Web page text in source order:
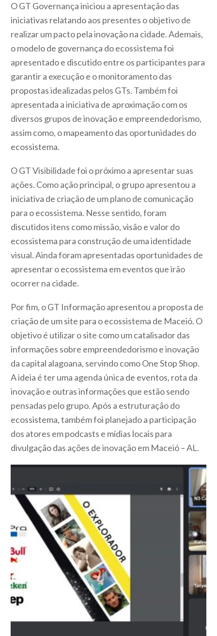
O GT Governança iniciou a apresentação das
iniciativas relatando aos presentes o objetivo de
realizar um pacto pela inovação na cidade. Ademais,
o modelo de governança do ecossistema foi
apresentado e discutido entre os participantes para
garantir a execução e o monitoramento das
propostas idealizadas pelos GTs. Também foi
apresentada a iniciativa de aproximação com os
diversos grupos de inovação e empreendedorismo,
assim como, o mapeamento das oportunidades do
ecossistema.
O GT Visibilidade foi o próximo a apresentar suas
ações. Como ação principal, o grupo apresentou a
iniciativa de criação de um plano de comunicação
para o ecossistema. Nesse sentido, foram
discutidos itens como missão, visão e valor do
ecossistema para construção de uma identidade
visual. Ainda foram apresentadas oportunidades de
apresentar o ecossistema em eventos que irão
ocorrer na cidade.
Por fim, o GT Informação apresentou a proposta de
criação de um site para o ecossistema de Maceió. O
objetivo é utilizar o site como um catalisador das
informações sobre empreendedorismo e inovação
da capital alagoana, servindo como One Stop Shop.
A ideia é ter uma agenda única de eventos, rota da
inovação e outras informações que estão sendo
pensadas pelo grupo. Após a estruturação do
ecossistema, também foi planejado a participação
dos atores em podcasts e mídias locais para
divulgação das ações de inovação em Maceió – AL.